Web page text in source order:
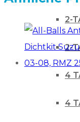
2-
2-
4
4